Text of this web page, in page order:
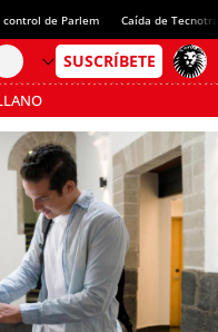
control de Parlem Caída de